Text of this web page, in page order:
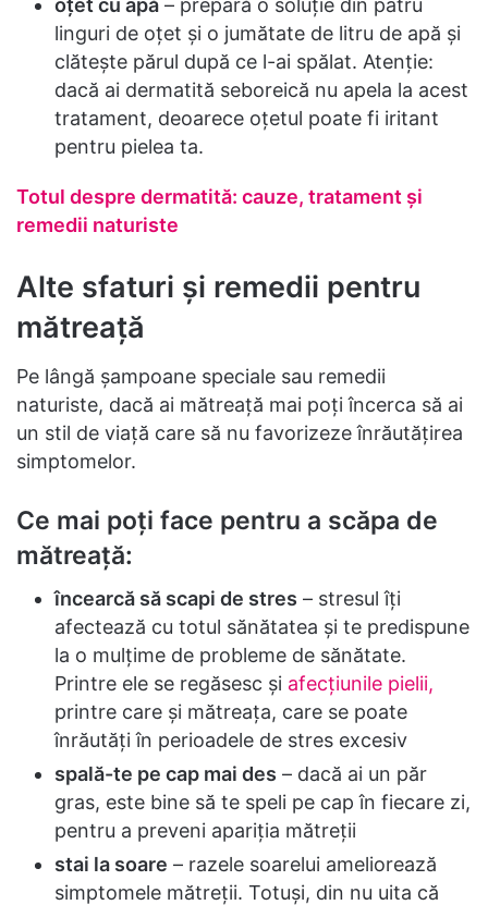
oţet cu apă – prepară o soluţie din patru
linguri de oţet şi o jumătate de litru de apă şi
clăteşte părul după ce l-ai spălat. Atenţie:
dacă ai dermatită seboreică nu apela la acest
tratament, deoarece oţetul poate fi iritant
pentru pielea ta.
Totul despre dermatită: cauze, tratament și
remedii naturiste
Alte sfaturi şi remedii pentru
mătreaţă
Pe lângă şampoane speciale sau remedii
naturiste, dacă ai mătreaţă mai poţi încerca să ai
un stil de viaţă care să nu favorizeze înrăutăţirea
simptomelor.
Ce mai poţi face pentru a scăpa de
mătreaţă:
încearcă să scapi de stres – stresul îţi
afectează cu totul sănătatea şi te predispune
la o mulţime de probleme de sănătate.
Printre ele se regăsesc şi afecţiunile pielii,
printre care şi mătreaţa, care se poate
înrăutăţi în perioadele de stres excesiv
spală-te pe cap mai des – dacă ai un păr
gras, este bine să te speli pe cap în fiecare zi,
pentru a preveni apariţia mătreţii
stai la soare – razele soarelui ameliorează
simptomele mătreţii. Totuşi, din nu uita că